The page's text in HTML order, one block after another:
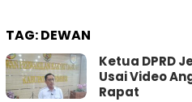
TAG:DEWAN
Ketua DPRD
Usai Video
Rapat